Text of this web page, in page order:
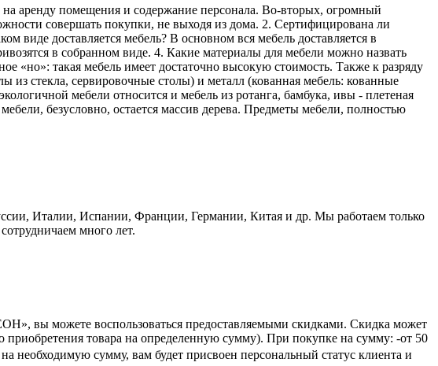
на аренду помещения и содержание персонала. Во-вторых, огромный
совершать покупки, не выходя из дома. 2. Сертифицирована ли
виде доставляется мебель? В основном вся мебель доставляется в
в собранном виде. 4. Какие материалы для мебели можно назвать
«но»: такая мебель имеет достаточно высокую стоимость. Также к разряду
из стекла, сервировочные столы) и металл (кованная мебель: кованные
мебели относится и мебель из ротанга, бамбука, ивы - плетеная
безусловно, остается массив дерева. Предметы мебели, полностью
Италии, Испании, Франции, Германии, Китая и др. Мы работаем только
много лет.
вы можете воспользоваться предоставляемыми скидками. Скидка может
приобретения товара на определенную сумму). При покупке на сумму: -от 50
необходимую сумму, вам будет присвоен персональный статус клиента и